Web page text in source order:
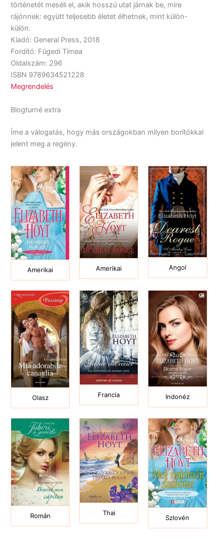
történetét meséli el, akik hosszú utat járnak be, mire
rájönnek: együtt teljesebb életet élhetnek, mint külön-
külön.
Kiadó: General Press, 2018
Fordító: Fügedi Tímea
Oldalszám: 296
ISBN 9789634521228
Megrendelés
Blogturné extra
Íme a válogatás, hogy más országokban milyen borítókkal
jelent meg a regény.
Amerikai Amerikai Angol
Olasz Francia Indonéz
Román Thai
Szlovén